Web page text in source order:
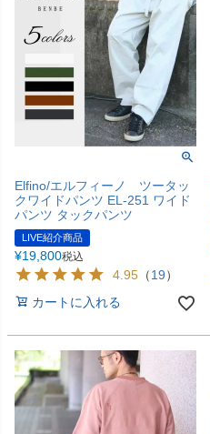
Elfino/エルフィーノ ツータッ
クワイドパンツ EL-251 ワイド
パンツ タックパンツ
LIVE紹介商品
¥19,800税込
4.95 （19）
カートに入れる